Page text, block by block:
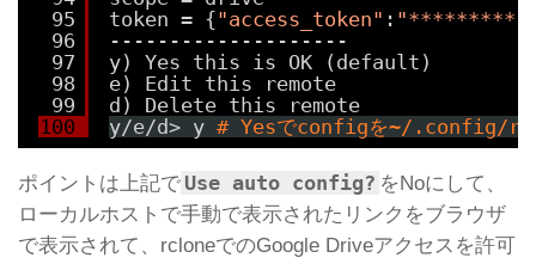
95
96
97
98
99
100
token = {"access_token" : "*********"
--------------------
y) Yes this is OK (default)
e) Edit this remote
d) Delete this remote
y/e/d> y # Yesでconfigを~/.config/
ポイントは上記で Use auto config? をNoにして、
ローカルホストで手動で表示されたリンクをブラウザ
で表示されて、rcloneでのGoogle Driveアクセスを許可